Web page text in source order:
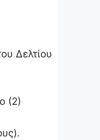
Δελτίου
(2)